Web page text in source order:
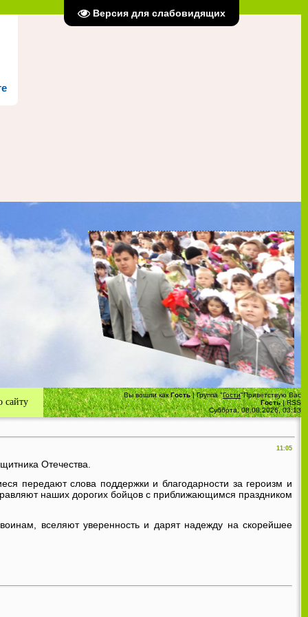
Версия для слабовидящих
район
Вы вошли как Гость|Группа"Гости"Приветствую Вас
Гость |RSS
Суббота, 08.08.2026, 03:13
11:05
Отечества.
передают слова поддержки и благодарности за героизм и
наших дорогих бойцов с приближающимся праздником
вселяют уверенность и дарят надежду на скорейшее